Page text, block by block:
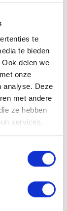
te
te bieden
delen we
onze
analyse. Deze
met andere
ze hebben
services.
is er keuze
of
er
zodat u
elke doe-
raden aan om
dakmaat i.v.m.